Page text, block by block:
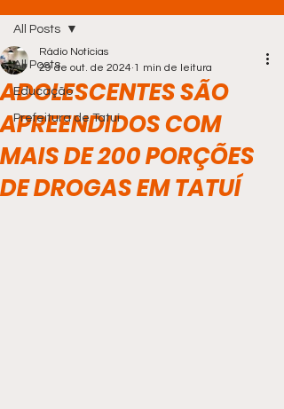
All Posts
Educação
Prefeitura de Tatuí
All Posts
ADOLESCENTES SÃO
APREENDIDOS COM
MAIS DE 200 PORÇÕES
DE DROGAS EM TATUÍ
Rádio Notícias
29 de out. de 2024 1 min de leitura